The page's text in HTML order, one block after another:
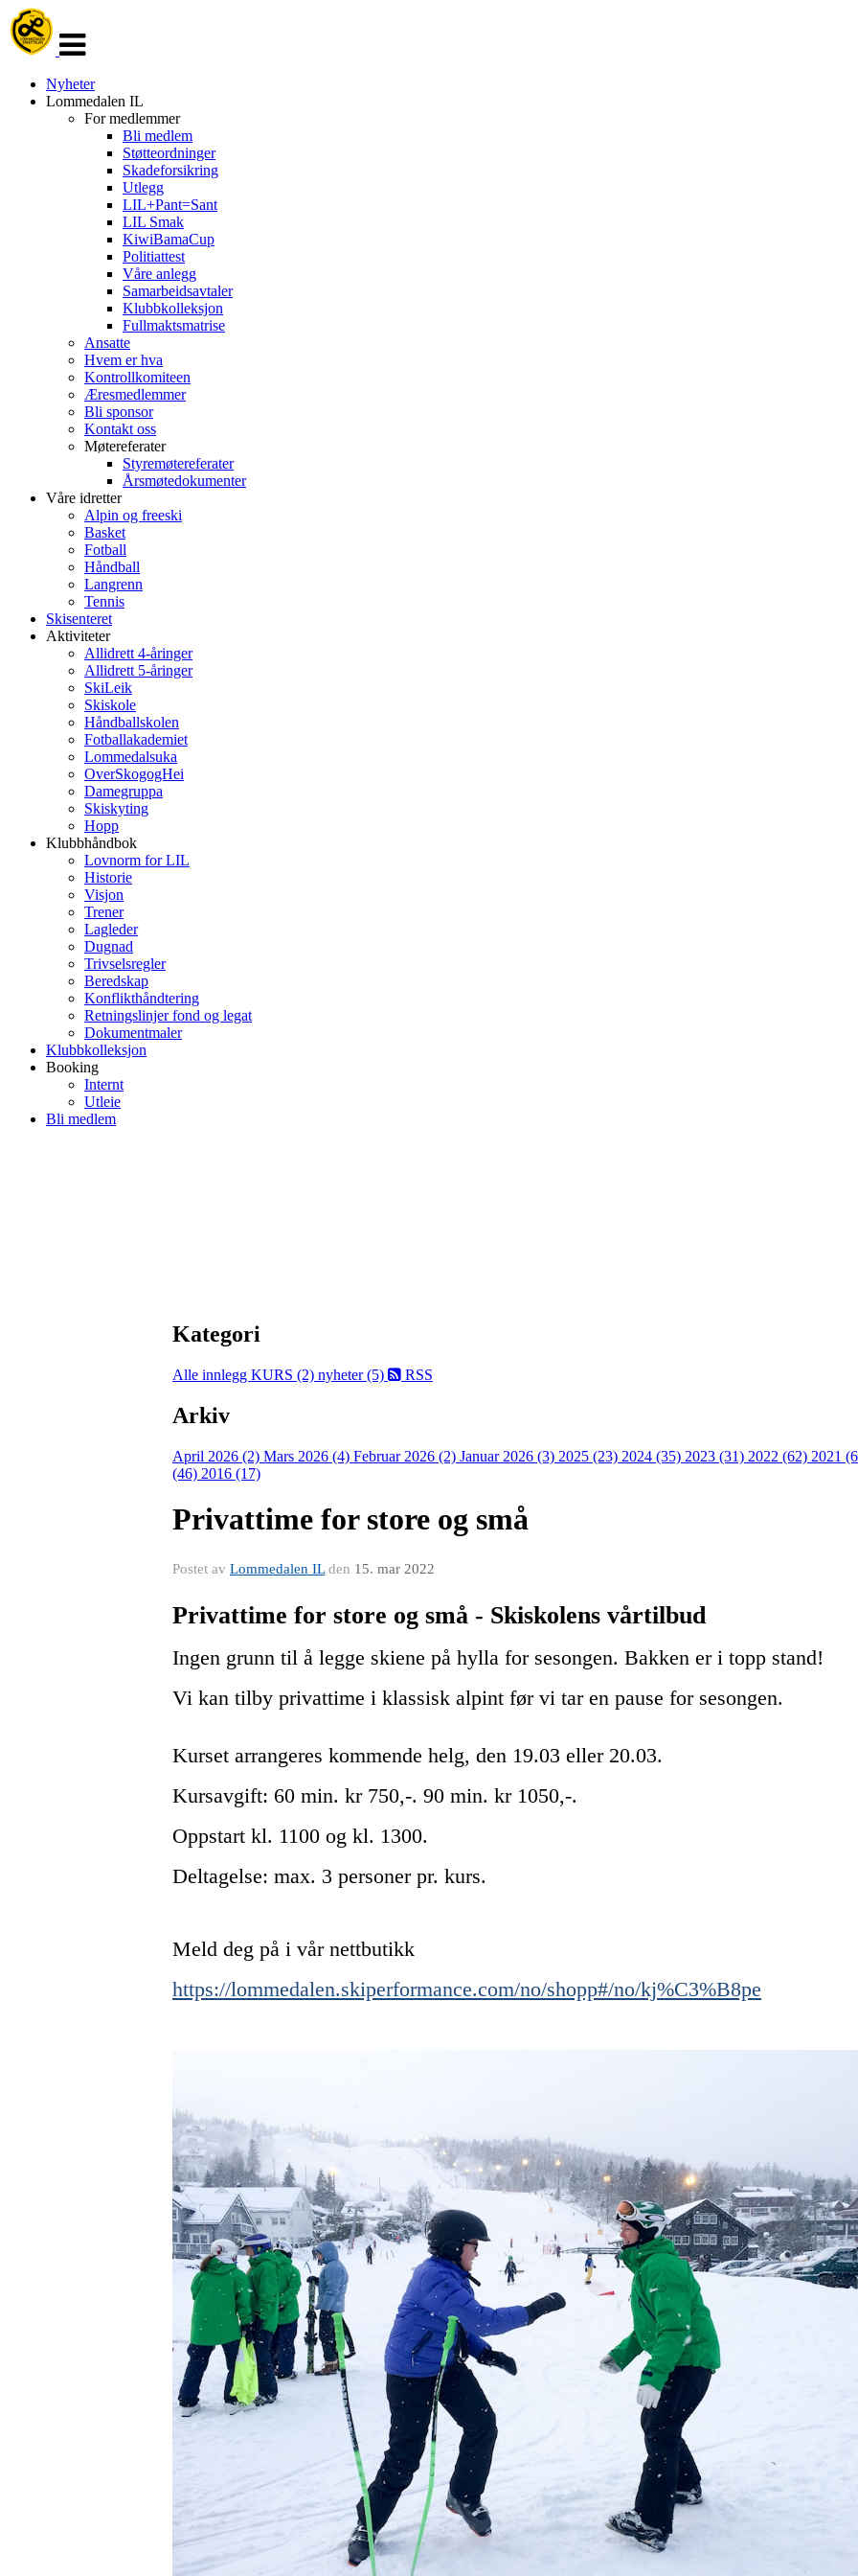
navigasjon
Nyheter
Lommedalen IL
For medlemmer
Bli medlem
Støtteordninger
Skadeforsikring
Utlegg
LIL+Pant=Sant
LIL Smak
KiwiBamaCup
Politiattest
Våre anlegg
Samarbeidsavtaler
Klubbkolleksjon
Fullmaktsmatrise
Ansatte
Hvem er hva
Kontrollkomiteen
Æresmedlemmer
Bli sponsor
Kontakt oss
Møtereferater
Styremøtereferater
Årsmøtedokumenter
Våre idretter
Alpin og freeski
Basket
Fotball
Håndball
Langrenn
Tennis
Skisenteret
Aktiviteter
Allidrett 4-åringer
Allidrett 5-åringer
SkiLeik
Skiskole
Håndballskolen
Fotballakademiet
Lommedalsuka
OverSkogogHei
Damegruppa
Skiskyting
Hopp
Klubbhåndbok
Lovnorm for LIL
Historie
Visjon
Trener
Lagleder
Dugnad
Trivselsregler
Beredskap
Konflikthåndtering
Retningslinjer fond og legat
Dokumentmaler
Klubbkolleksjon
Booking
Internt
Utleie
Bli medlem
Kategori
Alle innlegg KURS (2) nyheter (5) RSS
Arkiv
April 2026 (2) Mars 2026 (4) Februar 2026 (2) Januar 2026 (3) 2025 (23) 2024 (35) 2023 (31) 2022 (62) 2021
(46) 2016 (17)
Privattime for store og små
Postet av Lommedalen ILden 15. mar 2022
Privattime for store og små - Skiskolens vårtilbud
Ingen grunn til å legge skiene på hylla for sesongen. Bakken er i topp stand!
Vi kan tilby privattime i klassisk alpint før vi tar en pause for sesongen.
Kurset arrangeres kommende helg, den 19.03 eller 20.03.
Kursavgift: 60 min. kr 750,-. 90 min. kr 1050,-.
Oppstart kl. 1100 og kl. 1300.
Deltagelse: max. 3 personer pr. kurs.
Meld deg på i vår nettbutikk
https://lommedalen.skiperformance.com/no/shopp#/no/kj%C3%B8pe